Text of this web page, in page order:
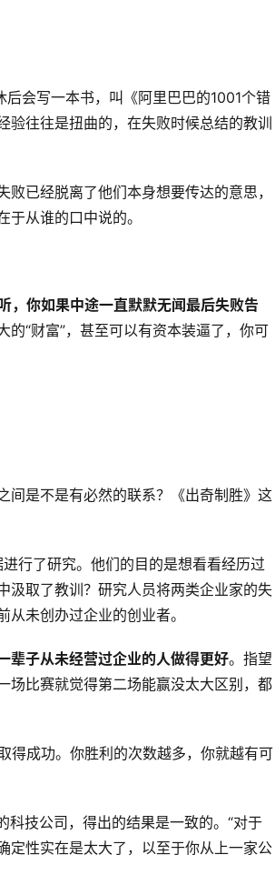
会写一本书，叫《阿里巴巴的1001个错
往往是扭曲的，在失败时候总结的教训
已经脱离了他们本身想要传达的意思，
从谁的口中说的。
，你如果中途一直默默无闻最后失败告
“财富”，甚至可以有资本装逼了，你可
间是不是有必然的联系？《出奇制胜》这
行了研究。他们的目的是想看看经历过
汲取了教训？研究人员将两类企业家的失
未创办过企业的创业者。
辈子从未经营过企业的人做得更好。指望
场比赛就觉得第二场能赢没太大区别，都
得成功。你胜利的次数越多，你就越有可
技公司，得出的结果是一致的。“对于
定性实在是太大了，以至于你从上一家公